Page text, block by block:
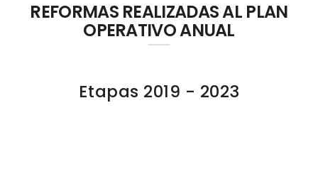
REFORMAS REALIZADAS AL PLAN
OPERATIVO ANUAL
Etapas 2019 - 2023